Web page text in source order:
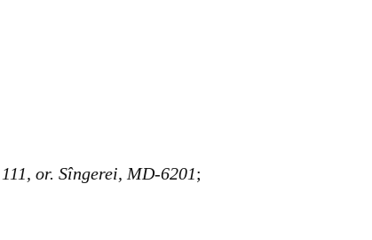
or. Sîngerei, MD-6201;